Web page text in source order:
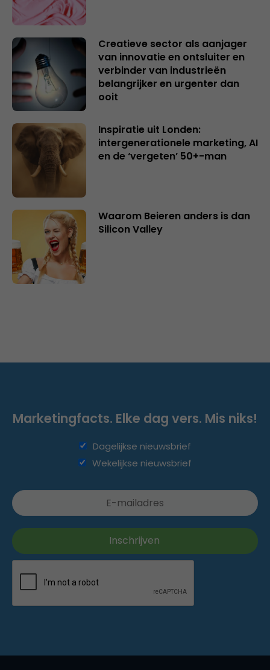
Creatieve sector als aanjager
van innovatie en ontsluiter en
verbinder van industrieën
belangrijker en urgenter dan
ooit
Inspiratie uit Londen:
intergenerationele marketing, AI
en de ‘vergeten’ 50+-man
Waarom Beieren anders is dan
Silicon Valley
Marketingfacts. Elke dag vers. Mis niks!
Dagelijkse nieuwsbrief
Wekelijkse nieuwsbrief